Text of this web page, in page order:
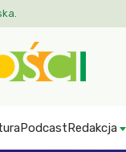
PodcastRedakcja